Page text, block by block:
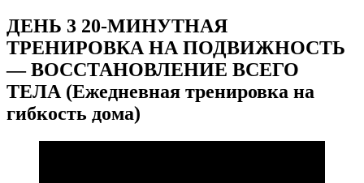
ДЕНЬ 3 20-МИНУТНАЯ
ТРЕНИРОВКА НА ПОДВИЖНОСТЬ
— ВОССТАНОВЛЕНИЕ ВСЕГО
ТЕЛА (Ежедневная тренировка на
гибкость дома)